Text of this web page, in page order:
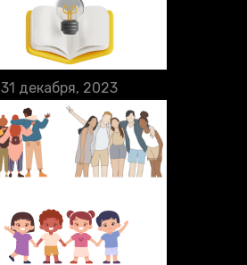
31 декабря, 2023